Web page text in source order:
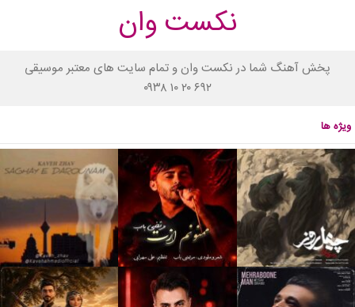
نکست وان
پخش آهنگ شما در نکست وان و تمام سایت های معتبر موسیقی
۰۹۳۸ ۱۰ ۲۰ ۶۹۲
ویژه ها